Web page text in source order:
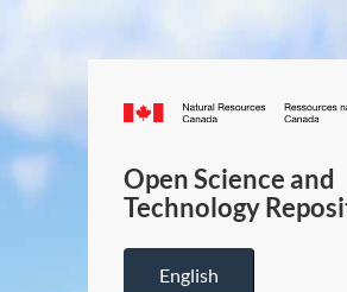
Canada.ca
Open Science and
Technology
English